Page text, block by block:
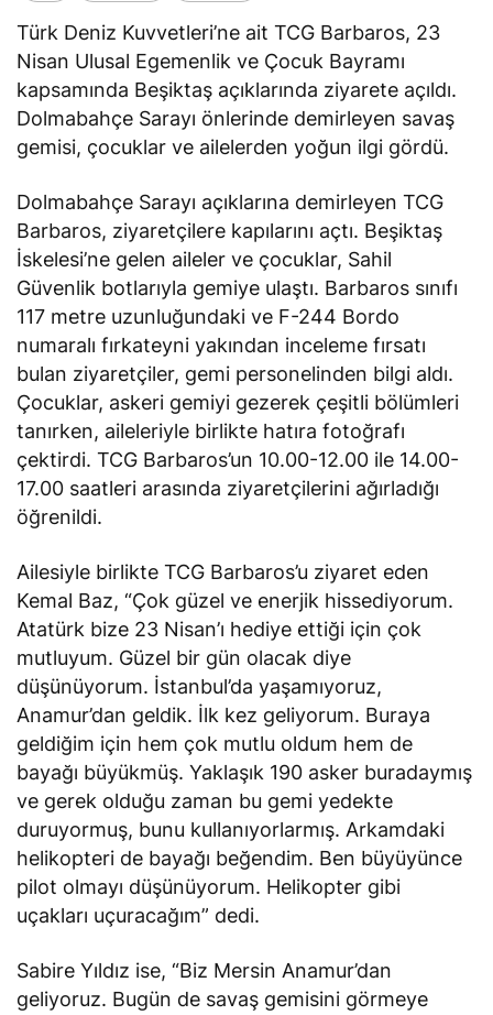
Türk Deniz Kuvvetleri’ne ait TCG Barbaros, 23
Nisan Ulusal Egemenlik ve Çocuk Bayramı
kapsamında Beşiktaş açıklarında ziyarete açıldı.
Dolmabahçe Sarayı önlerinde demirleyen savaş
gemisi, çocuklar ve ailelerden yoğun ilgi gördü.
Dolmabahçe Sarayı açıklarına demirleyen TCG
Barbaros, ziyaretçilere kapılarını açtı. Beşiktaş
İskelesi’ne gelen aileler ve çocuklar, Sahil
Güvenlik botlarıyla gemiye ulaştı. Barbaros sınıfı
117 metre uzunluğundaki ve F-244 Bordo
numaralı fırkateyni yakından inceleme fırsatı
bulan ziyaretçiler, gemi personelinden bilgi aldı.
Çocuklar, askeri gemiyi gezerek çeşitli bölümleri
tanırken, aileleriyle birlikte hatıra fotoğrafı
çektirdi. TCG Barbaros’un 10.00-12.00 ile 14.00-
17.00 saatleri arasında ziyaretçilerini ağırladığı
öğrenildi.
Ailesiyle birlikte TCG Barbaros’u ziyaret eden
Kemal Baz, “Çok güzel ve enerjik hissediyorum.
Atatürk bize 23 Nisan’ı hediye ettiği için çok
mutluyum. Güzel bir gün olacak diye
düşünüyorum. İstanbul’da yaşamıyoruz,
Anamur’dan geldik. İlk kez geliyorum. Buraya
geldiğim için hem çok mutlu oldum hem de
bayağı büyükmüş. Yaklaşık 190 asker buradaymış
ve gerek olduğu zaman bu gemi yedekte
duruyormuş, bunu kullanıyorlarmış. Arkamdaki
helikopteri de bayağı beğendim. Ben büyüyünce
pilot olmayı düşünüyorum. Helikopter gibi
uçakları uçuracağım” dedi.
Sabire Yıldız ise, “Biz Mersin Anamur’dan
geliyoruz. Bugün de savaş gemisini görmeye